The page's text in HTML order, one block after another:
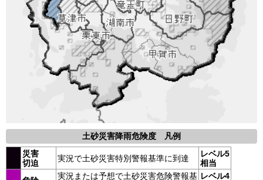
土砂災害降雨危険度 凡例
災害
切迫
実況で土砂災害特別警報基準に到達
レベル5
相当
実況または予想で土砂災害危険警報基 レベル4